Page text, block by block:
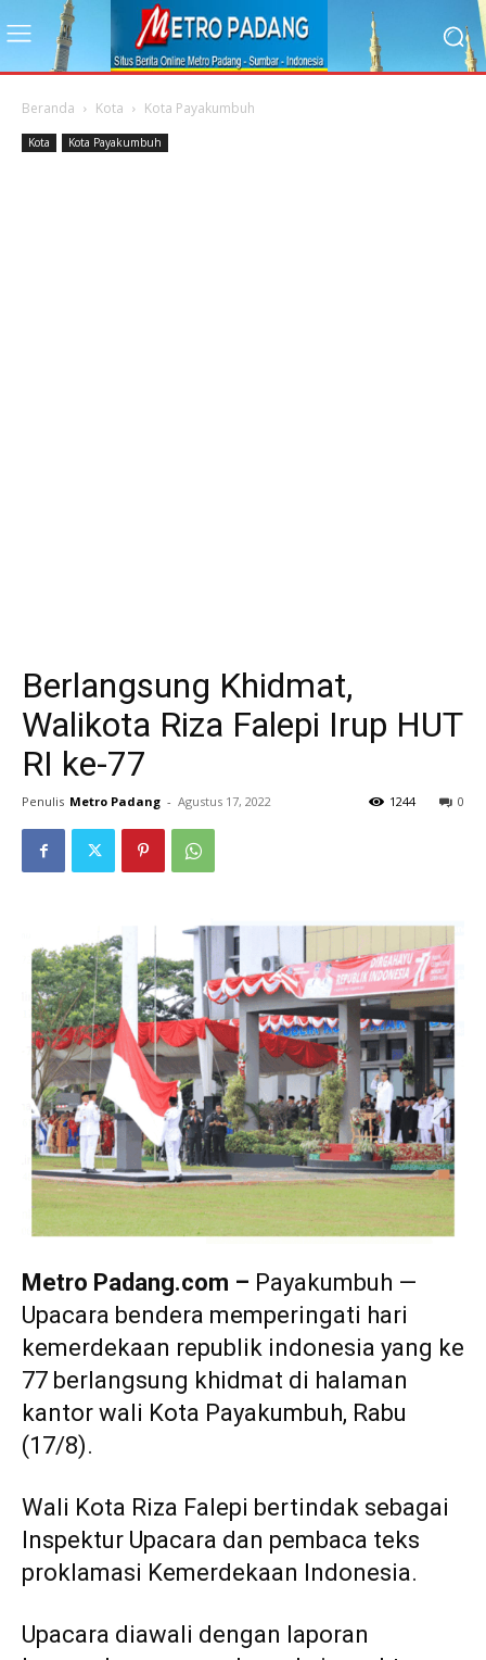
Beranda Kota Kota Payakumbuh
Kota Kota Payakumbuh
Berlangsung Khidmat,
Walikota Riza Falepi Irup HUT
RI ke-77
Penulis Metro Padang - Agustus 17, 2022 0
1244
Metro Padang.com – Payakumbuh —
Upacara bendera memperingati hari
kemerdekaan republik indonesia yang ke
77 berlangsung khidmat di halaman
kantor wali Kota Payakumbuh, Rabu
(17/8).
Wali Kota Riza Falepi bertindak sebagai
Inspektur Upacara dan pembaca teks
proklamasi Kemerdekaan Indonesia.
Upacara diawali dengan laporan